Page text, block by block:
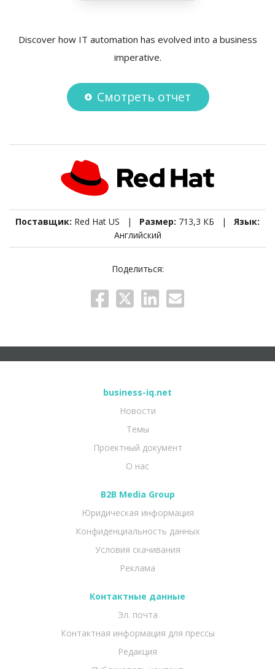
Discover how IT automation has evolved into a business
imperative.
Смотреть отчет
Поставщик: Red Hat US | Размер: 713,3 КБ | Язык:
Английский
Поделиться:
business-iq.net
Новости
Темы
Проектный документ
О нас
B2B Media Group
Юридическая информация
Конфиденциальность данных
Условия скачивания
Реклама
Контактные данные
Эл. почта
Контактная информация для прессы
Редакция